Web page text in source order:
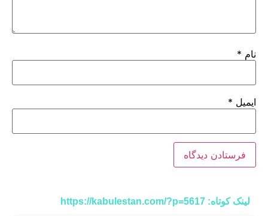
لینک کوتاه: https://kabulestan.com/?p=5617
نام *
ایمیل *